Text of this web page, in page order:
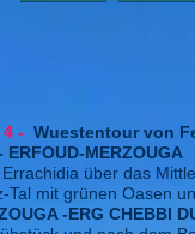
- Wuestentour von
ERFOUD-MERZOUGA
über das
Tal mit grünen Oasen
-ERG CHEBBI